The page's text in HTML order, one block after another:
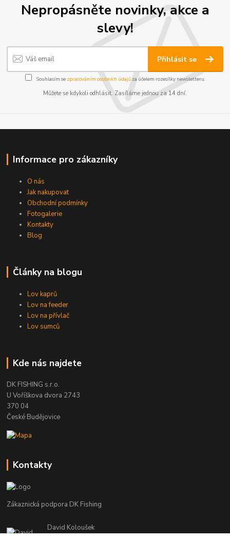
Nepropásněte novinky, akce a
slevy!
Přihlásit se
Souhlasím se zpracováním osobních údajůza účelem rozesílky newsletteru.
Můžete se kdykoli odhlásit. Zasíláme jednou za 14 dní.
Informace pro zákazníky
O nás
Jak nakupovat
Obchodní podmínky
Fotogalerie
Kontakty
Blog
Články na blogu
Lov kaprů
Lov na feeder
Lov na přívlač
Lov sumců
Kde nás najdete
DK FISHING s.r.o.
U Voříškova dvora 2743
370 04
České Budějovice
Kontakty
Zákaznická podpora DK Fishing
David Koloušek